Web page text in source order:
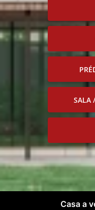
SALA
Casa a